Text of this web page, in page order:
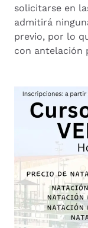
solicitarse en
admitirá
previo, por lo
con antelación